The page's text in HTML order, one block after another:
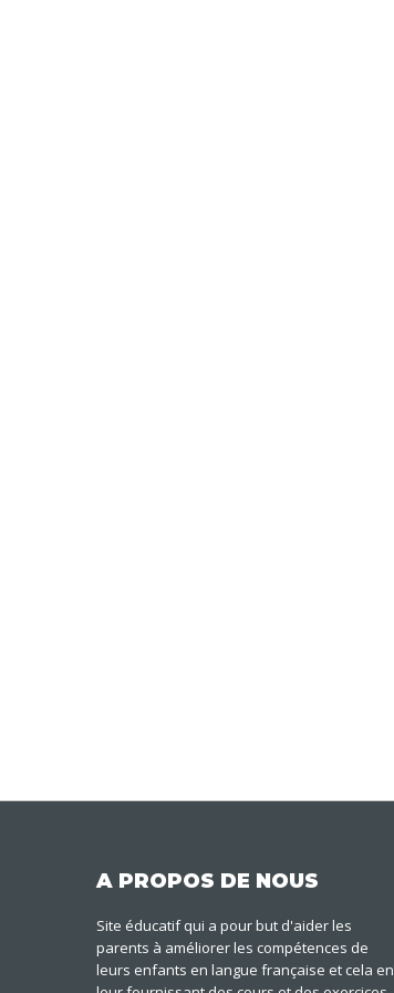
A PROPOS DE NOUS
Site éducatif qui a pour but d'aider les
parents à améliorer les compétences de
leurs enfants en langue française et cela en